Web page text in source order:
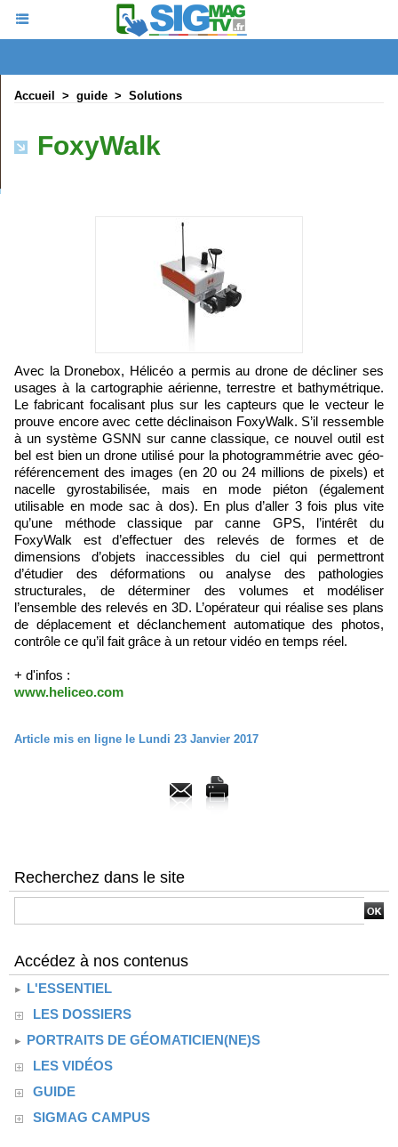
Accueil > guide > Solutions
FoxyWalk
Avec la Dronebox, Hélicéo a permis au drone de décliner ses
usages à la cartographie aérienne, terrestre et bathymétrique.
Le fabricant focalisant plus sur les capteurs que le vecteur le
prouve encore avec cette déclinaison FoxyWalk. S’il ressemble
à un système GSNN sur canne classique, ce nouvel outil est
bel est bien un drone utilisé pour la photogrammétrie avec géo-
référencement des images (en 20 ou 24 millions de pixels) et
nacelle gyrostabilisée, mais en mode piéton (également
utilisable en mode sac à dos). En plus d’aller 3 fois plus vite
qu’une méthode classique par canne GPS, l’intérêt du
FoxyWalk est d’effectuer des relevés de formes et de
dimensions d’objets inaccessibles du ciel qui permettront
d’étudier des déformations ou analyse des pathologies
structurales, de déterminer des volumes et modéliser
l’ensemble des relevés en 3D. L’opérateur qui réalise ses plans
de déplacement et déclanchement automatique des photos,
contrôle ce qu’il fait grâce à un retour vidéo en temps réel.
+ d'infos :
www.heliceo.com
Article mis en ligne le Lundi 23 Janvier 2017
Recherchez dans le site
Accédez à nos contenus
L'ESSENTIEL
LES DOSSIERS
PORTRAITS DE GÉOMATICIEN(NE)S
LES VIDÉOS
GUIDE
SIGMAG CAMPUS